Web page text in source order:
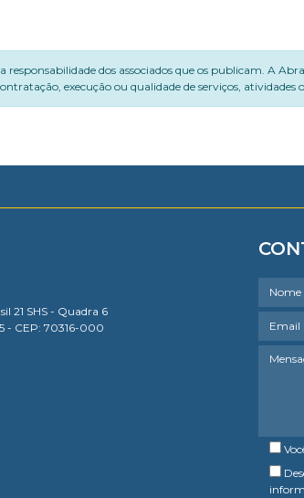
dos associados que os publicam. A
execução ou qualidade de serviços, atividades
21 SHS - Quadra 6
- CEP: 70316-000